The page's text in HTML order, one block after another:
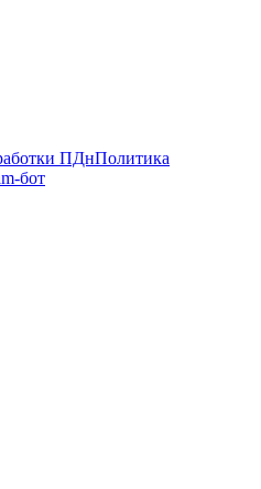
ПДнПолитика
бот